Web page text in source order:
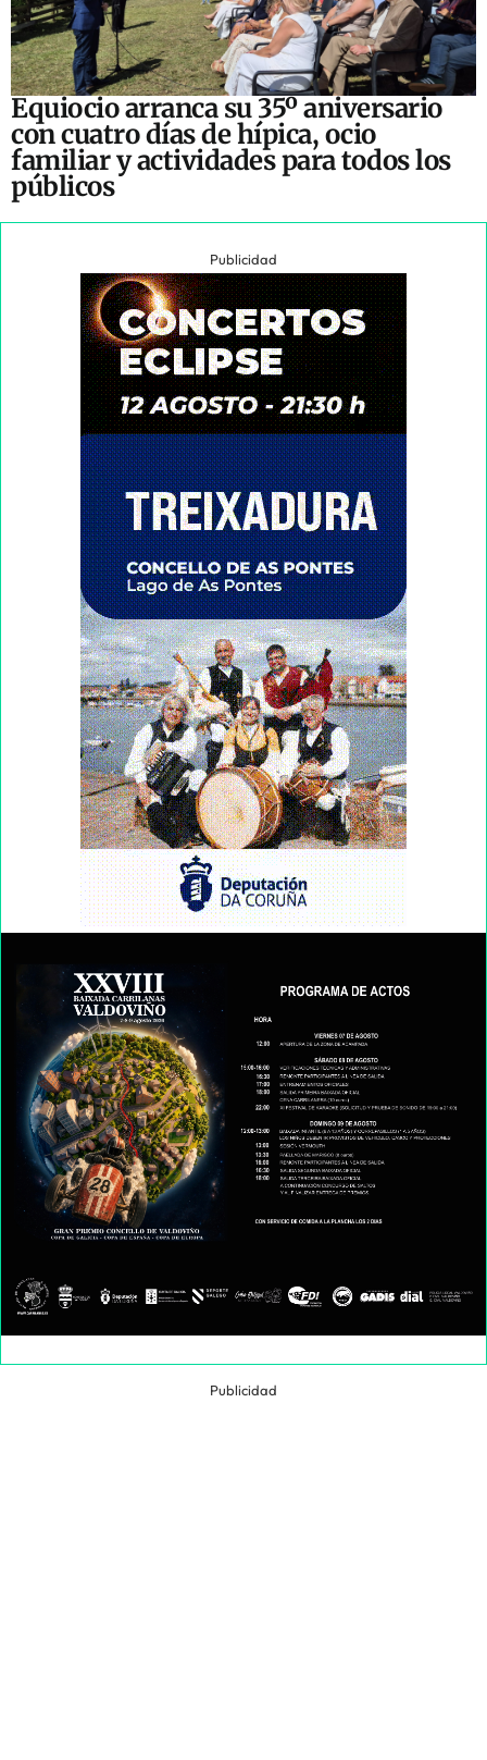
Equiocio arranca su 35º aniversario
con cuatro días de hípica, ocio
familiar y actividades para todos los
públicos
Publicidad
Publicidad